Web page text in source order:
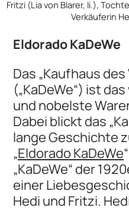
Fritzi (Lia von Blarer, li.),
Verkäuferin
Eldorado KaDeWe
Das „Kaufhaus
(„KaDeWe“) ist
und nobelste
Dabei blickt das
lange Geschichte
„Eldorado KaDeWe
„KaDeWe“ der
einer
Hedi und Fritzi.